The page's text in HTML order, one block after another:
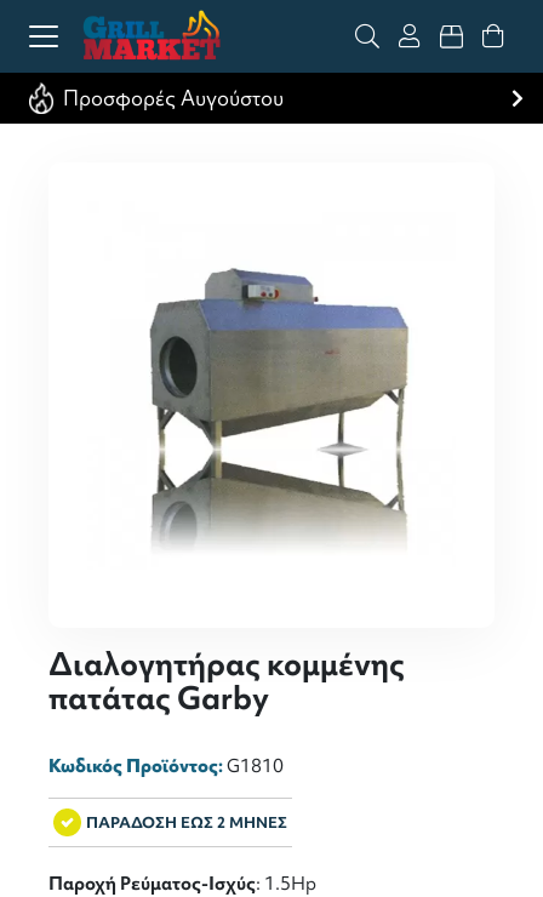
Προσφορές Αυγούστου
Διαλογητήρας κομμένης
πατάτας Garby
Κωδικός Προϊόντος:G1810
ΠΑΡΑΔΟΣΗ ΕΩΣ 2 ΜΗΝΕΣ
Παροχή Ρεύματος-Ισχύς: 1.5Hp